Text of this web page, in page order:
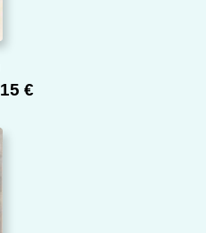
15 €